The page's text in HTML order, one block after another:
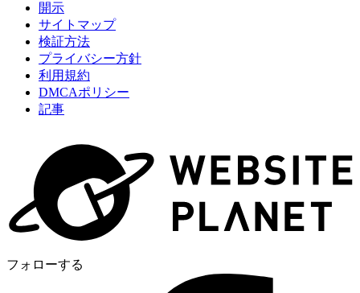
開示
サイトマップ
検証方法
プライバシー方針
利用規約
DMCAポリシー
記事
フォローする